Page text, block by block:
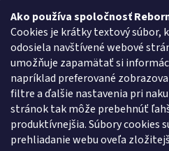
Ako používa spoločnosť
Cookies je krátky textový súbor,
odosiela navštívené webové
umožňuje zapamätať si
napríklad preferované
filtre a ďalšie nastavenia pri
stránok tak môže prebehnúť
produktívnejšia. Súbory cookies
prehliadanie webu oveľa
O
O nás
O značke
Zákazková